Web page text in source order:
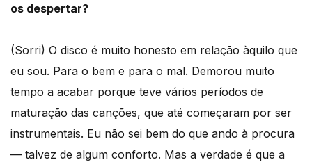
os despertar?
(Sorri) O disco é muito honesto em relação àquilo que
eu sou. Para o bem e para o mal. Demorou muito
tempo a acabar porque teve vários períodos de
maturação das canções, que até começaram por ser
instrumentais. Eu não sei bem do que ando à procura
— talvez de algum conforto. Mas a verdade é que a